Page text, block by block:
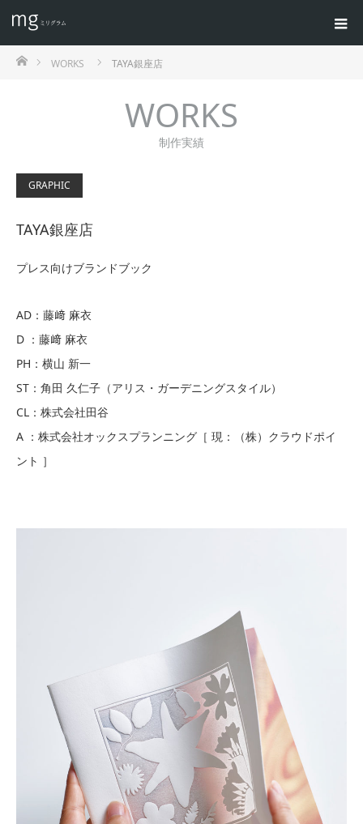
ホームWORKS TAYA銀座店
WORKS
制作実績
GRAPHIC
TAYA銀座店
プレス向けブランドブック
AD：藤﨑 麻衣
D ：藤﨑 麻衣
PH：横山 新一
ST：角田 久仁子（アリス・ガーデニングスタイル）
CL：株式会社田谷
A ：株式会社オックスプランニング［ 現：（株）クラウドポイ
ント ］